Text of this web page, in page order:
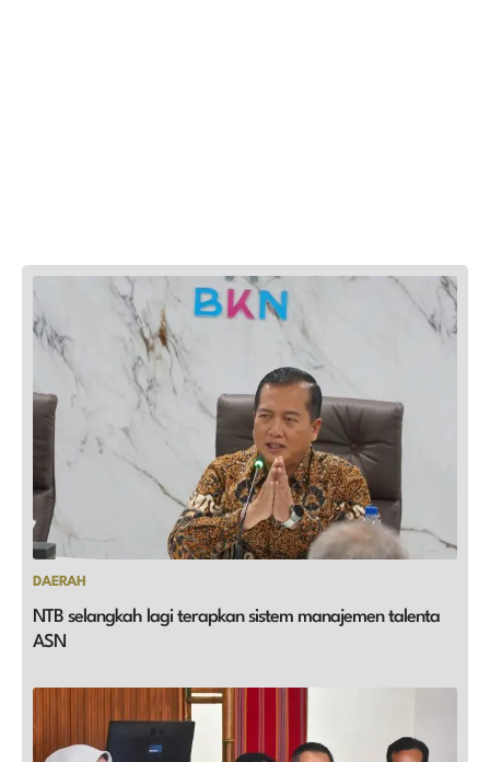
DAERAH
NTB selangkah lagi terapkan sistem manajemen talenta
ASN